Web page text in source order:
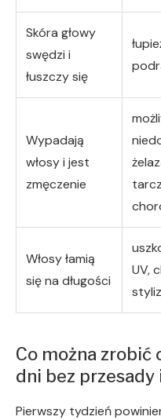
Skóra głowy
swędzi i
łuszczy się
Wypadają
włosy i jest
zmęczenie
Włosy łamią
się na długości
UV,
Co można zrobić
dni bez
Pierwszy tydzień